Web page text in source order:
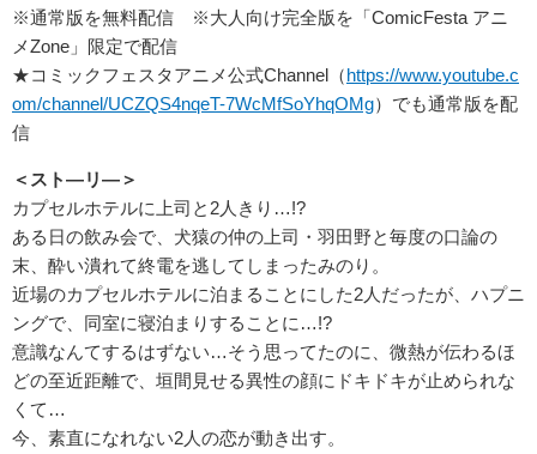
※通常版を無料配信 ※大人向け完全版を「ComicFesta アニ
メZone」限定で配信
★コミックフェスタアニメ公式Channel（https://www.youtube.c
om/channel/UCZQS4nqeT-7WcMfSoYhqOMg）でも通常版を配
信
＜スト―リ―＞
カプセルホテルに上司と2人きり…!?
ある日の飲み会で、犬猿の仲の上司・羽田野と毎度の口論の
末、酔い潰れて終電を逃してしまったみのり。
近場のカプセルホテルに泊まることにした2人だったが、ハプニ
ングで、同室に寝泊まりすることに…!?
意識なんてするはずない…そう思ってたのに、微熱が伝わるほ
どの至近距離で、垣間見せる異性の顔にドキドキが止められな
くて…
今、素直になれない2人の恋が動き出す。